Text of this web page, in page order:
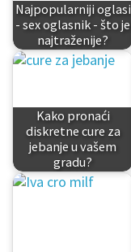
Najpopularniji oglasi
- sex oglasnik - što je
najtraženije?
Kako pronaći
diskretne cure za
jebanje u vašem
gradu?